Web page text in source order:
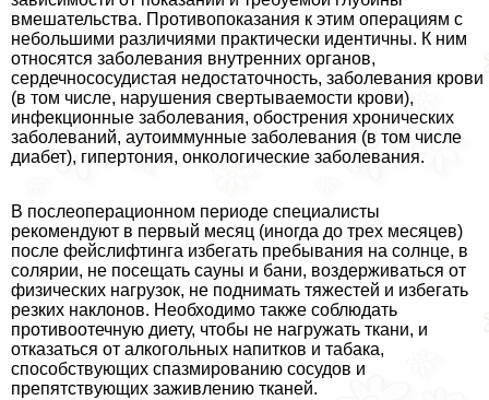
вмешательства. Противопоказания к этим операциям с
небольшими различиями пpaктически идентичны. К ним
относятся заболевания внутренних органов,
сердечнососудистая недостаточность, заболевания крови
(в том числе, нарушения свертываемости крови),
инфекционные заболевания, обострения хронических
заболеваний, аутоиммунные заболевания (в том числе
диабет), гипертония, oнкoлoгические заболевания.
В послеоперационном периоде специалисты
рекомендуют в первый месяц (иногда до трех месяцев)
после фейслифтинга избегать пребывания на солнце, в
солярии, не посещать сауны и бани, воздерживаться от
физических нагрузок, не поднимать тяжестей и избегать
резких наклонов. Необходимо также соблюдать
противоотечную диету, чтобы не нагружать ткани, и
отказаться от алкогольных напитков и табака,
способствующих спазмированию сосудов и
препятствующих заживлению тканей.